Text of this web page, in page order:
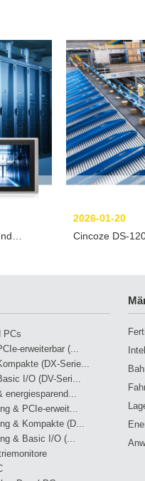
2026-01-20
Cincoze DS-
PCs
erweiterbar (...
(DX-Serie...
I/O (DV-Seri...
energiesparend...
& PCIe-erweit...
& Kompakte (D...
& Basic I/O (...